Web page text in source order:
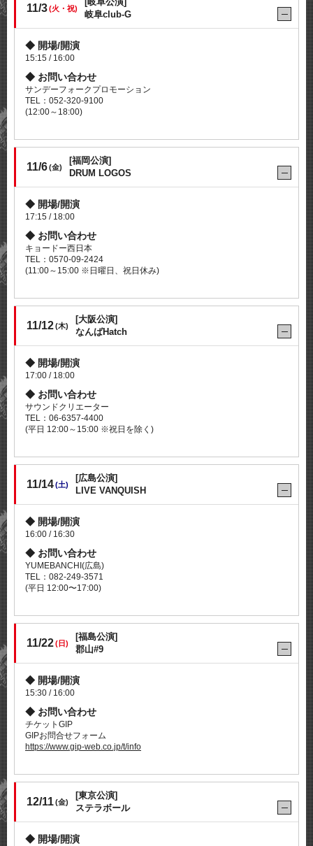
11/3(火・祝)
岐阜club-G
開場/開演
15:15 / 16:00
お問い合わせ
サンデーフォークプロモーション
TEL：052-320-9100
(12:00～18:00)
11/6(金)
[福岡公演]
DRUM LOGOS
開場/開演
17:15 / 18:00
お問い合わせ
キョードー西日本
TEL：0570-09-2424
(11:00～15:00 ※日曜日、祝日休み)
11/12(木)
[大阪公演]
なんばHatch
開場/開演
17:00 / 18:00
お問い合わせ
サウンドクリエーター
TEL：06-6357-4400
(平日 12:00～15:00 ※祝日を除く)
11/14(土)
[広島公演]
LIVE VANQUISH
開場/開演
16:00 / 16:30
お問い合わせ
YUMEBANCHI(広島)
TEL：082-249-3571
(平日 12:00〜17:00)
11/22(日)
[福島公演]
郡山#9
開場/開演
15:30 / 16:00
お問い合わせ
チケットGIP
GIPお問合せフォーム
https://www.gip-web.co.jp/t/info
12/11(金)
[東京公演]
ステラボール
開場/開演